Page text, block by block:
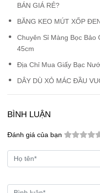
BÁN GIÁ RẺ?
BĂNG KEO MÚT XỐP
Chuyên Sỉ Màng Bọc Bảo
45cm
Địa Chỉ Mua Giấy Bạc
DÂY DÙ XỎ MÁC ĐẦU
BÌNH LUẬN
Đánh giá của bạn